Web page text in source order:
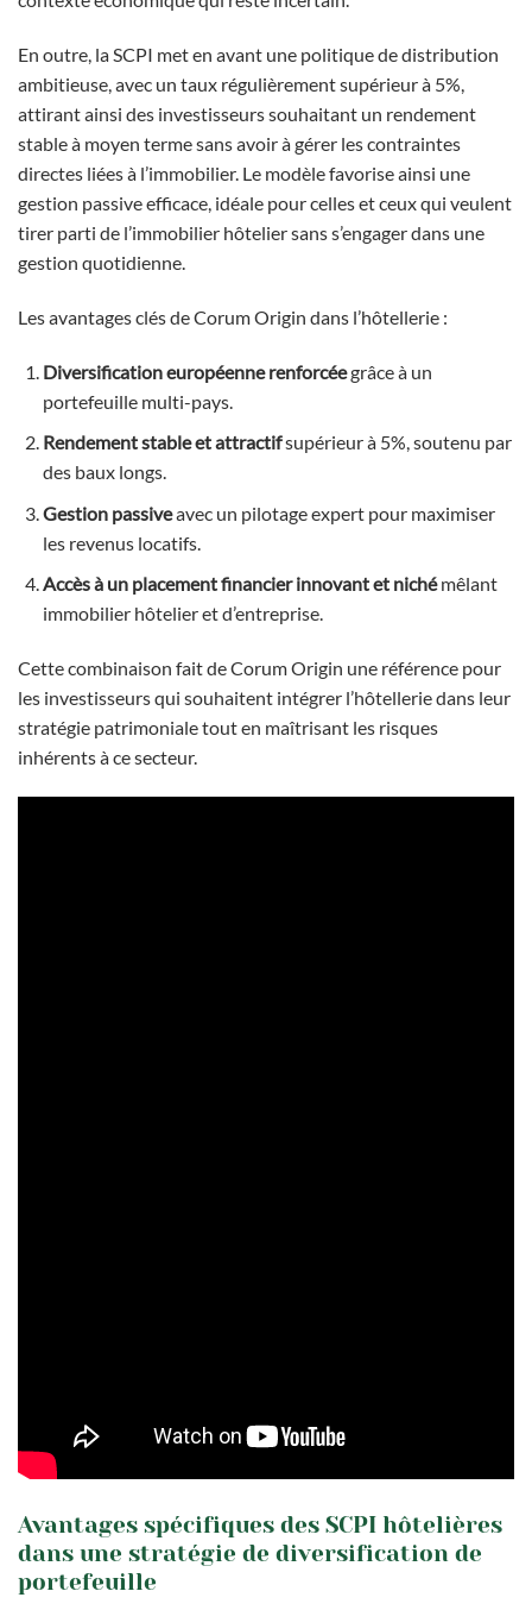
En outre, la SCPI met en avant une politique de distribution
ambitieuse, avec un taux régulièrement supérieur à 5%,
attirant ainsi des investisseurs souhaitant un rendement
stable à moyen terme sans avoir à gérer les contraintes
directes liées à l’immobilier. Le modèle favorise ainsi une
gestion passive efficace, idéale pour celles et ceux qui veulent
tirer parti de l’immobilier hôtelier sans s’engager dans une
gestion quotidienne.
Les avantages clés de Corum Origin dans l’hôtellerie :
Diversification européenne renforcéegrâce à un
portefeuille multi-pays.
Rendement stable et attractifsupérieur à 5%, soutenu par
des baux longs.
Gestion passiveavec un pilotage expert pour maximiser
les revenus locatifs.
Accès à un placement financier innovant et nichémêlant
immobilier hôtelier et d’entreprise.
Cette combinaison fait de Corum Origin une référence pour
les investisseurs qui souhaitent intégrer l’hôtellerie dans leur
stratégie patrimoniale tout en maîtrisant les risques
inhérents à ce secteur.
Avantages spécifiques des SCPI hôtelières
dans une stratégie de diversification de
portefeuille